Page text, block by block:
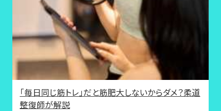
「毎日同じ筋トレ」だと筋肥大しないからダメ？柔道
整復師が解説